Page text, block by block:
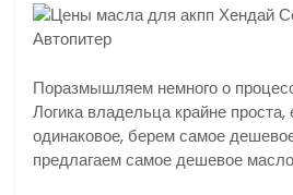
Поразмышляем немного о
Логика владельца крайне
одинаковое, берем самое
предлагаем самое дешевое